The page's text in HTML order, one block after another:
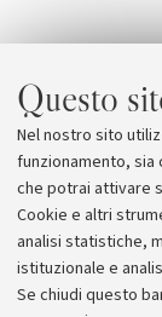
Questo
Nel nostro sito
funzionamento,
che potrai attivare
Cookie e altri
analisi statistiche,
istituzionale e
Se chiudi questo
Allegati